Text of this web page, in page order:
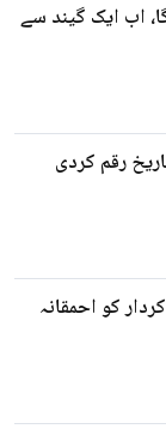
اب ایک گیند سے
رقم کردی
کو احمقانہ